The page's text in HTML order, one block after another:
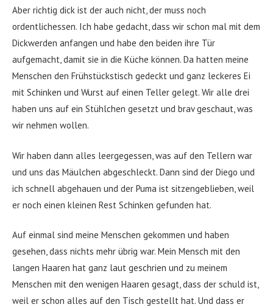
Aber richtig dick ist der auch nicht, der muss noch
ordentlichessen. Ich habe gedacht, dass wir schon mal mit dem
Dickwerden anfangen und habe den beiden ihre Tür
aufgemacht, damit sie in die Küche können. Da hatten meine
Menschen den Frühstückstisch gedeckt und ganz leckeres Ei
mit Schinken und Wurst auf einen Teller gelegt. Wir alle drei
haben uns auf ein Stühlchen gesetzt und brav geschaut, was
wir nehmen wollen.
Wir haben dann alles leergegessen, was auf den Tellern war
und uns das Mäulchen abgeschleckt. Dann sind der Diego und
ich schnell abgehauen und der Puma ist sitzengeblieben, weil
er noch einen kleinen Rest Schinken gefunden hat.
Auf einmal sind meine Menschen gekommen und haben
gesehen, dass nichts mehr übrig war. Mein Mensch mit den
langen Haaren hat ganz laut geschrien und zu meinem
Menschen mit den wenigen Haaren gesagt, dass der schuld ist,
weil er schon alles auf den Tisch gestellt hat. Und dass er